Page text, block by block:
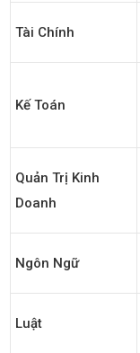
Tài Chính
Kế Toán
Quản Trị Kinh
Doanh
Ngôn Ngữ
Luật